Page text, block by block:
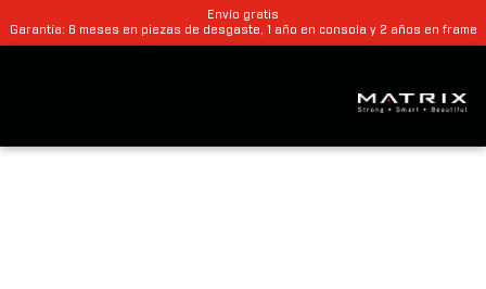
Envío gratis
Garantía: 6 meses en piezas de desgaste, 1 año en consola y 2 años en frame